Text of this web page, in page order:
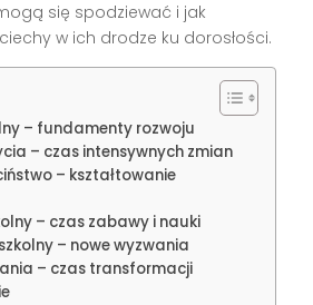
się spodziewać i jak
w ich drodze ku dorosłości.
– fundamenty rozwoju
– czas intensywnych zmian
– kształtowanie
– czas zabawy i nauki
– nowe wyzwania
– czas transformacji